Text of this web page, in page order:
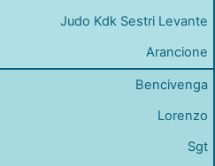
Judo Kdk Sestri Levante
Arancione
Bencivenga
Lorenzo
Sgt